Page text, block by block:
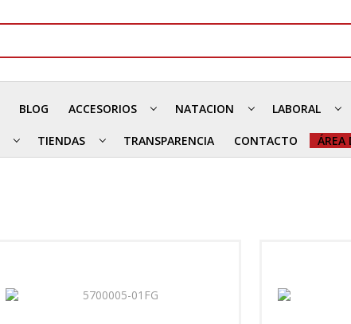
BLOG ACCESORIOS NATACION LABORAL
TIENDAS TRANSPARENCIA CONTACTO ÁREA